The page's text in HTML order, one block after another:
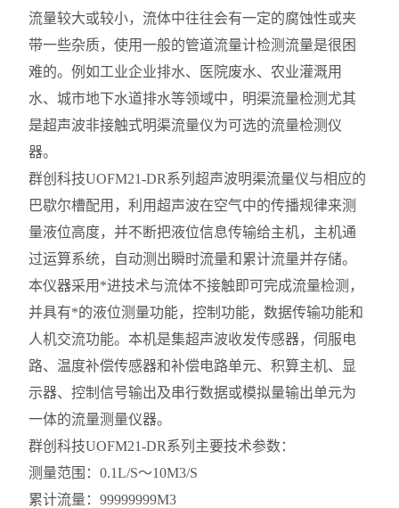
流量较大或较小，流体中往往会有一定的腐蚀性或夹
带一些杂质，使用一般的管道流量计检测流量是很困
难的。例如工业企业排水、医院废水、农业灌溉用
水、城市地下水道排水等领域中，明渠流量检测尤其
是超声波非接触式明渠流量仪为可选的流量检测仪
器。
群创科技UOFM21-DR系列超声波明渠流量仪与相应的
巴歇尔槽配用，利用超声波在空气中的传播规律来测
量液位高度，并不断把液位信息传输给主机，主机通
过运算系统，自动测出瞬时流量和累计流量并存储。
本仪器采用*进技术与流体不接触即可完成流量检测，
并具有*的液位测量功能，控制功能，数据传输功能和
人机交流功能。本机是集超声波收发传感器，伺服电
路、温度补偿传感器和补偿电路单元、积算主机、显
示器、控制信号输出及串行数据或模拟量输出单元为
一体的流量测量仪器。
群创科技UOFM21-DR系列主要技术参数：
测量范围：0.1L/S～10M3/S
累计流量：99999999M3